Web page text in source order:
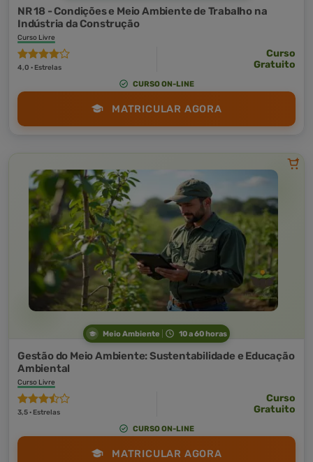
NR 18 - Condições e Meio Ambiente de Trabalho na
Indústria da Construção
Curso Livre
4,0 · Estrelas
Curso
Gratuito
CURSO ON-LINE
MATRICULAR AGORA
Meio Ambiente 10 a 60 horas
Gestão do Meio Ambiente: Sustentabilidade e Educação
Ambiental
Curso Livre
3,5 · Estrelas
Curso
Gratuito
CURSO ON-LINE
MATRICULAR AGORA